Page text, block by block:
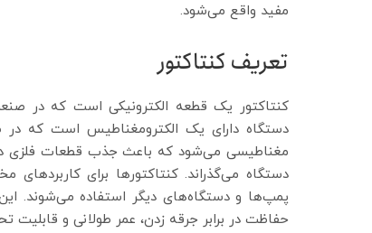
مفید واقع می‌شود.
تعریف کنتاکتور
کنتاکتور یک قطعه الکترونیکی است که در
دستگاه دارای یک الکترومغناطیس است که
مغناطیسی می‌شود که باعث جذب قطعات فلزی
دستگاه می‌گذراند. کنتاکتورها برای کاربردهای
پمپ‌ها و دستگاه‌های دیگر استفاده می‌شوند. این
حفاظت در برابر جرقه زدن، عمر طولانی و